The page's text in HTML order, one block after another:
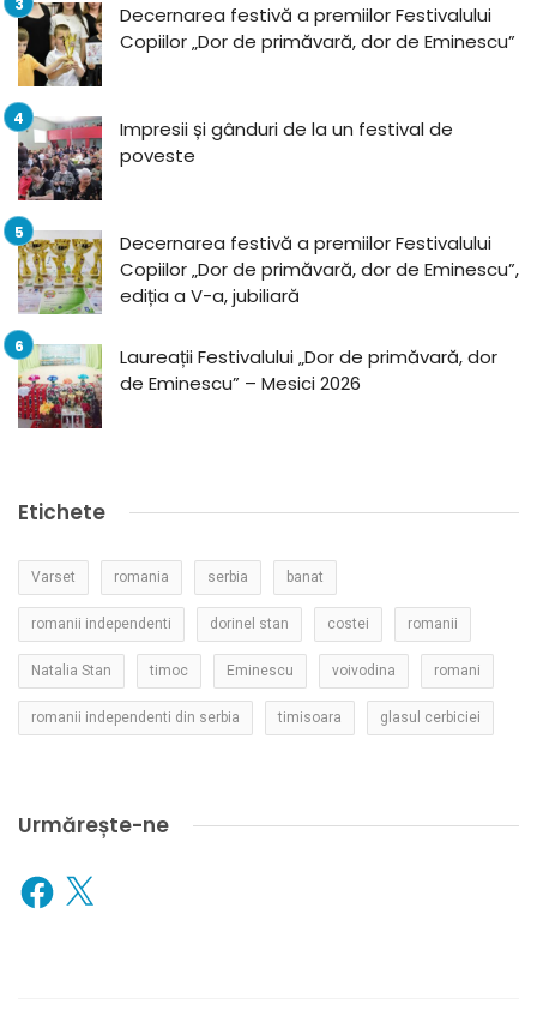
Decernarea festivă a premiilor Festivalului
Copiilor „Dor de primăvară, dor de Eminescu”
Impresii și gânduri de la un festival de
poveste
Decernarea festivă a premiilor Festivalului
Copiilor „Dor de primăvară, dor de Eminescu”,
ediția a V-a, jubiliară
Laureații Festivalului „Dor de primăvară, dor
de Eminescu” – Mesici 2026
Etichete
Varset romania serbia banat
romanii independenti dorinel stan costei romanii
Natalia Stan timoc Eminescu voivodina romani
romanii independenti din serbia timisoara glasul cerbiciei
Urmărește-ne
Facebook
X